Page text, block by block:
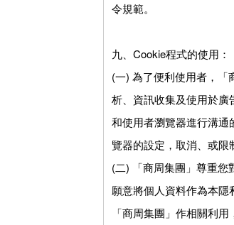
令規範。
九、Cookie程式的使用：
(一) 為了便利使用者，
析、資訊收集及使用於
和使用者瀏覽器進行溝
覽器的設定，取消、或限
(二) 「商周集團」尊重
願意將個人資料作為本
「商周集團」作相關利